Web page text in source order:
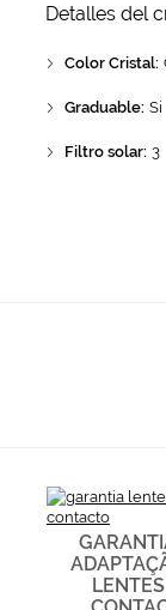
Detalles del
Color Cristal:
Graduable: Si
Filtro solar: 3